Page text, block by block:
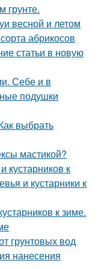
грунте.
весной и летом
абрикосов
статьи в новую
Себе и в
подушки
выбрать
мастикой?
кустарников к
и кустарники к
к зиме.
грунтовых вод
нанесения